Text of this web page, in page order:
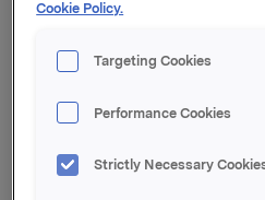
fra Orkla Foods Danmark.
Svak utvikling i den norske
svenske virksomhetene.
- Jeg er tilfreds med
Cookie Policy.
Targeting Cookies
Performance Cookies
Strictly Necessary